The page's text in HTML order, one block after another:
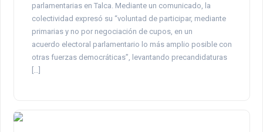
parlamentarias en Talca. Mediante un comunicado, la
colectividad expresó su “voluntad de participar, mediante
primarias y no por negociación de cupos, en un
acuerdo electoral parlamentario lo más amplio posible con
otras fuerzas democráticas”, levantando precandidaturas
[…]